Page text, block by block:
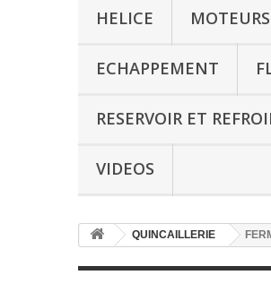
HELICE
ECHAPPEMENT
RESERVOIR ET
VIDEOS
QUINCAILLERIE